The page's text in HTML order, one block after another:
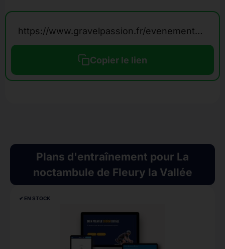
https://www.gravelpassion.fr/evenements-calendrier-gravel/la-noctambule-de-fleury-la-vallee/
Copier le lien
Plans d'entraînement pour La
noctambule de Fleury la Vallée
✔︎ EN STOCK